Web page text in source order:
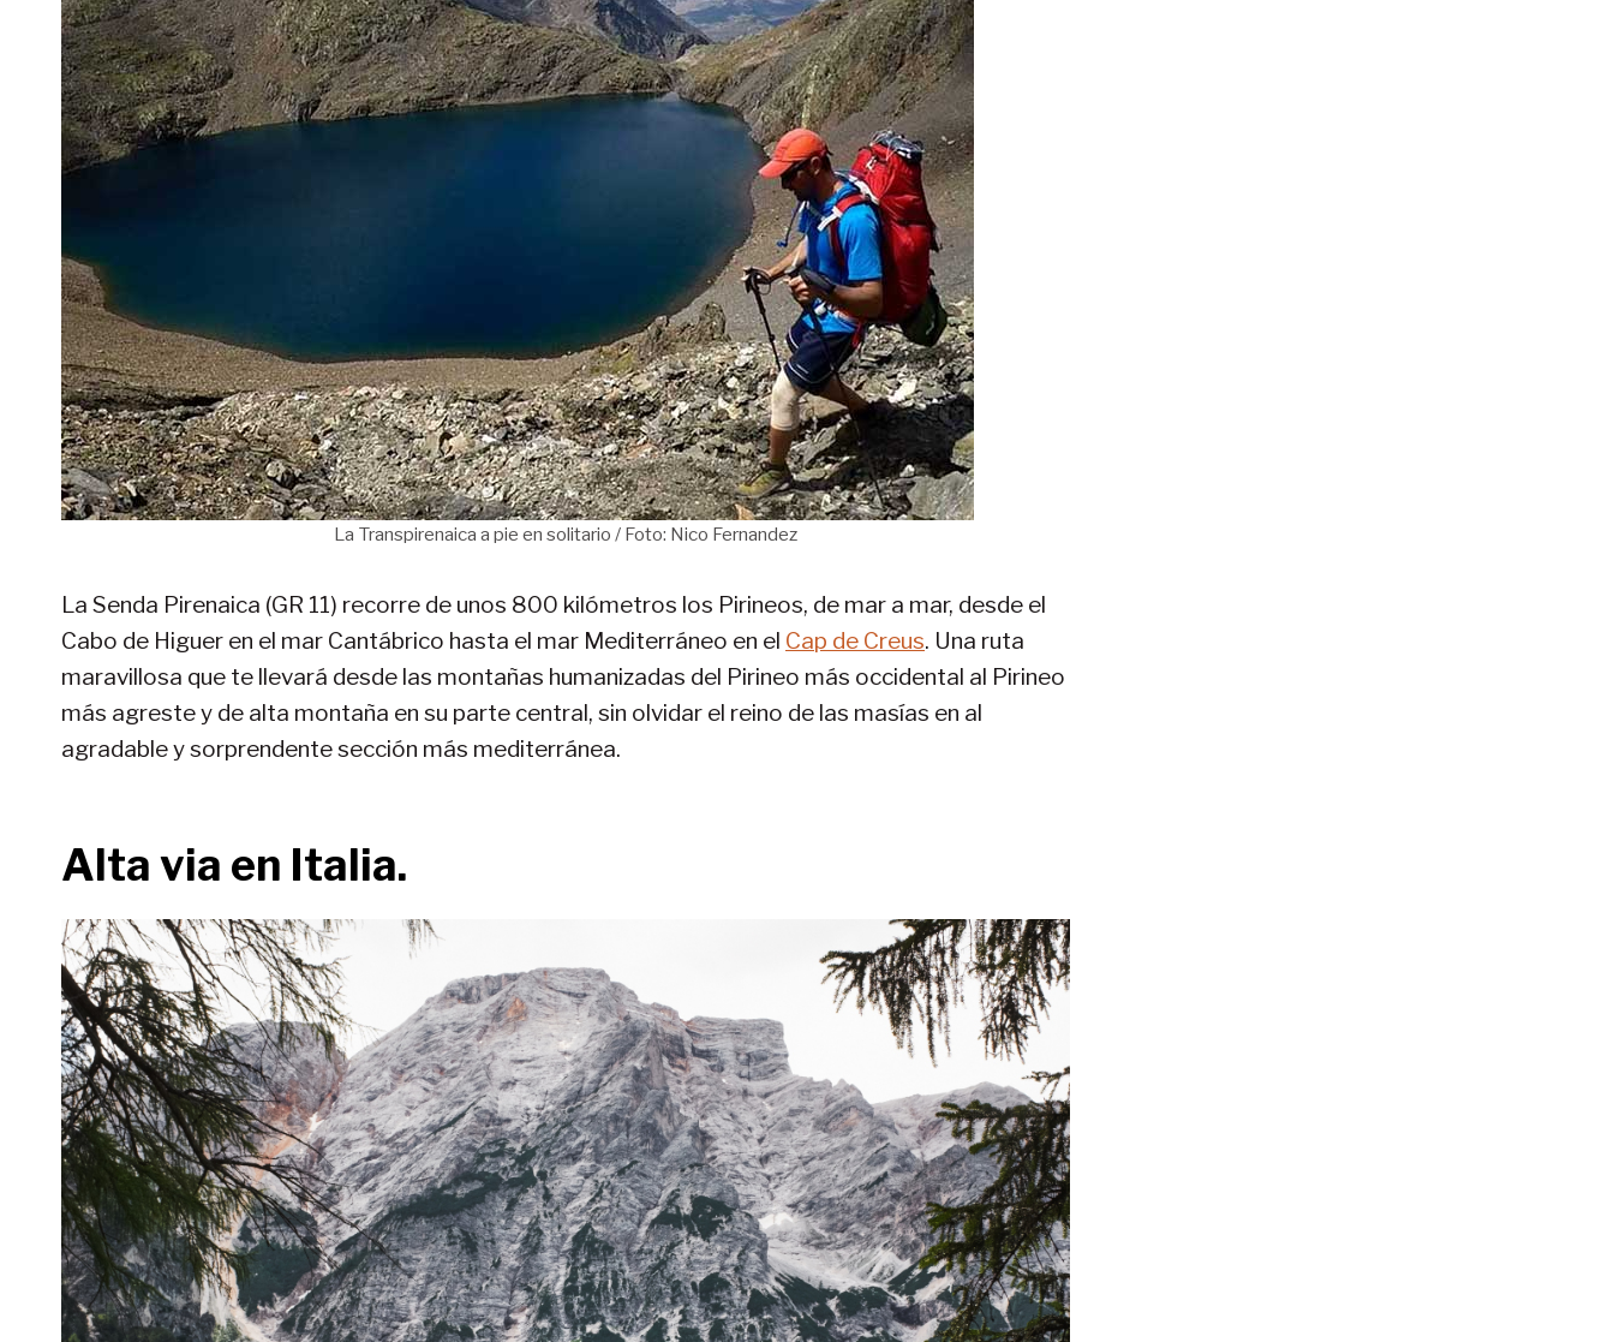
La Transpirenaica a pie en solitario / Foto: Nico Fernandez
La Senda Pirenaica (GR 11) recorre de unos 800 kilómetros los Pirineos, de mar a mar, desde el
Cabo de Higuer en el mar Cantábrico hasta el mar Mediterráneo en el Cap de Creus. Una ruta
maravillosa que te llevará desde las montañas humanizadas del Pirineo más occidental al Pirineo
más agreste y de alta montaña en su parte central, sin olvidar el reino de las masías en al
agradable y sorprendente sección más mediterránea.
Alta via en Italia.